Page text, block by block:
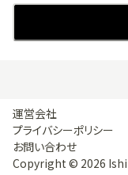
運営会社
プライバシーポリシー
お問い合わせ
Copyright © 2026